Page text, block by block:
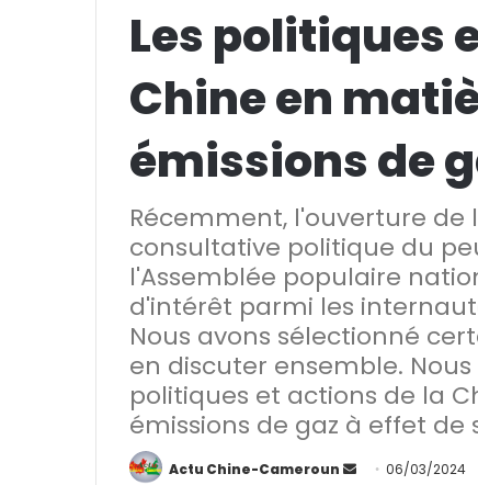
Les politiques
Chine en
émissions de
Récemment, l'ouverture de
consultative politique du
l'Assemblée populaire
d'intérêt parmi les
Nous avons sélectionné
en discuter ensemble.
politiques et actions de la
émissions de gaz à effet de
Actu Chine-Cameroun 06/03/2024